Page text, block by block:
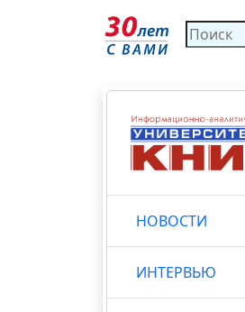
НОВОСТИ
ИНТЕРВЬЮ